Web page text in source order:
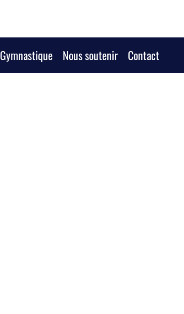
Gymnastique Nous soutenir Contact